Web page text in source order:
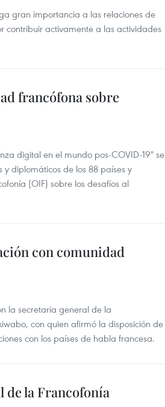
gran importancia a las relaciones de
contribuir activamente a las actividades
francófona sobre
digital en el mundo pos-COVID-19" se
diplomáticos de los 88 países y
(OIF) sobre los desafíos al
con comunidad
la secretaria general de la
con quien afirmó la disposición de
con los países de habla francesa.
de la Francofonía